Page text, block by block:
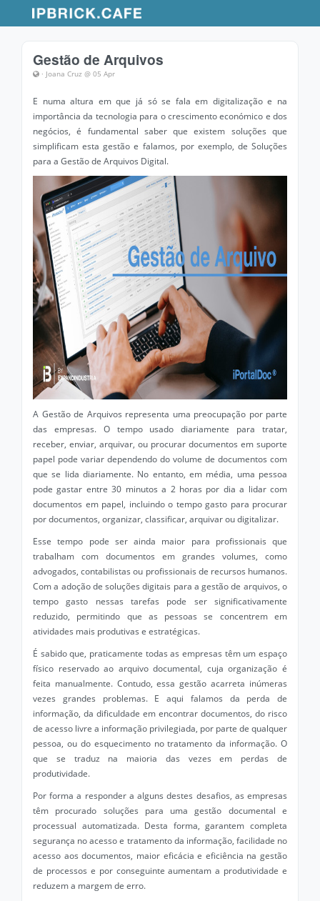
Gestão de Arquivos
· Joana Cruz @ 05 Apr
E numa altura em que já só se fala em digitalização e na
importância da tecnologia para o crescimento económico e dos
negócios, é fundamental saber que existem soluções que
simplificam esta gestão e falamos, por exemplo, de Soluções
para a Gestão de Arquivos Digital.
A Gestão de Arquivos representa uma preocupação por parte
das empresas. O tempo usado diariamente para tratar,
receber, enviar, arquivar, ou procurar documentos em suporte
papel pode variar dependendo do volume de documentos com
que se lida diariamente. No entanto, em média, uma pessoa
pode gastar entre 30 minutos a 2 horas por dia a lidar com
documentos em papel, incluindo o tempo gasto para procurar
por documentos, organizar, classificar, arquivar ou digitalizar.
Esse tempo pode ser ainda maior para profissionais que
trabalham com documentos em grandes volumes, como
advogados, contabilistas ou profissionais de recursos humanos.
Com a adoção de soluções digitais para a gestão de arquivos, o
tempo gasto nessas tarefas pode ser significativamente
reduzido, permitindo que as pessoas se concentrem em
atividades mais produtivas e estratégicas.
É sabido que, praticamente todas as empresas têm um espaço
físico reservado ao arquivo documental, cuja organização é
feita manualmente. Contudo, essa gestão acarreta inúmeras
vezes grandes problemas. E aqui falamos da perda de
informação, da dificuldade em encontrar documentos, do risco
de acesso livre a informação privilegiada, por parte de qualquer
pessoa, ou do esquecimento no tratamento da informação. O
que se traduz na maioria das vezes em perdas de
produtividade.
Por forma a responder a alguns destes desafios, as empresas
têm procurado soluções para uma gestão documental e
processual automatizada. Desta forma, garantem completa
segurança no acesso e tratamento da informação, facilidade no
acesso aos documentos, maior eficácia e eficiência na gestão
de processos e por conseguinte aumentam a produtividade e
reduzem a margem de erro.